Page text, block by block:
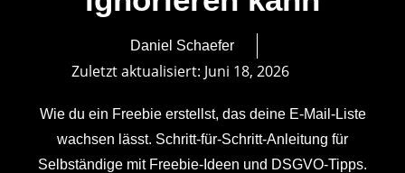
Daniel Schaefer
Zuletzt aktualisiert: Juni 18, 2026
Wie du ein Freebie erstellst, das deine E-Mail-Liste
wachsen lässt. Schritt-für-Schritt-Anleitung für
Selbständige mit Freebie-Ideen und DSGVO-Tipps.